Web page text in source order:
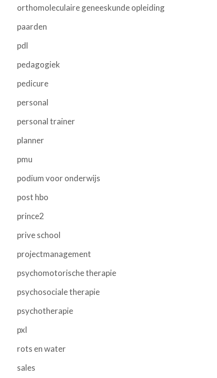
orthomoleculaire geneeskunde opleiding
paarden
pdl
pedagogiek
pedicure
personal
personal trainer
planner
pmu
podium voor onderwijs
post hbo
prince2
prive school
projectmanagement
psychomotorische therapie
psychosociale therapie
psychotherapie
pxl
rots en water
sales